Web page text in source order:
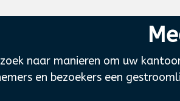
naar manieren om uw
en bezoekers een